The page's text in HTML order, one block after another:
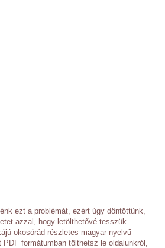
ezt a problémát, ezért úgy döntöttünk,
azzal, hogy letölthetővé tesszük
okosórád részletes magyar nyelvű
formátumban tölthetsz le oldalunkról,